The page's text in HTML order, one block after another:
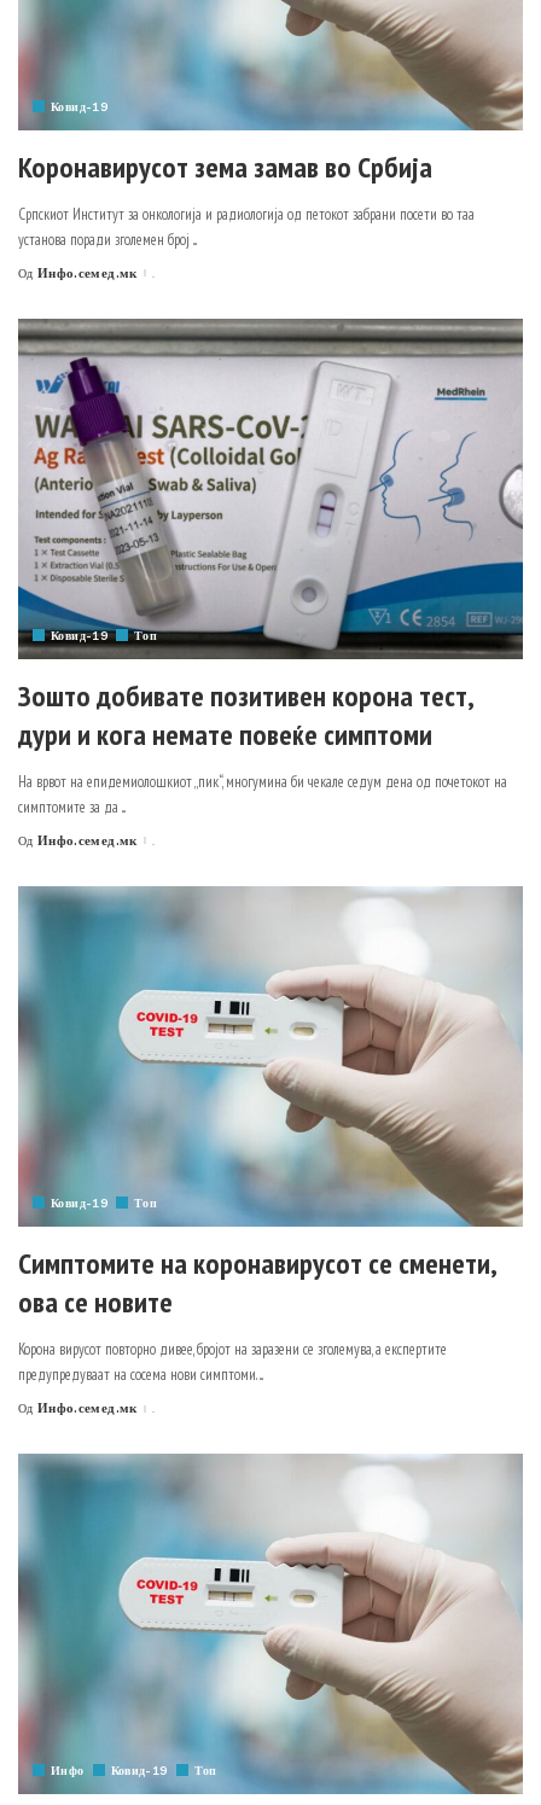
Ковид-19
Коронавирусот зема замав во Србија
Српскиот Институт за онкологија и радиологија од петокот забрани посети во таа
установа поради зголемен број ...
Posted
Од Инфо.семед.мк .
Ковид-19 Топ
Зошто добивате позитивен корона тест,
дури и кога немате повеќе симптоми
На врвот на епидемиолошкиот „пик“, многумина би чекале седум дена од почетокот на
симптомите за да ...
Posted
Од Инфо.семед.мк .
Ковид-19 Топ
Симптомите на коронавирусот се сменети,
ова се новите
Корона вирусот повторно дивее, бројот на заразени се зголемува, а експертите
предупредуваат на сосема нови симптоми....
Posted
Од Инфо.семед.мк .
Инфо Ковид-19 Топ